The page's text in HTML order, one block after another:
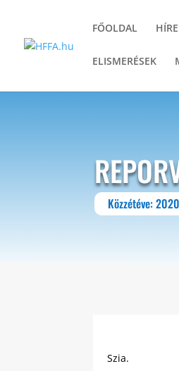
FŐOLDAL
ELISMERÉSEK
Közzétéve:
Szia.